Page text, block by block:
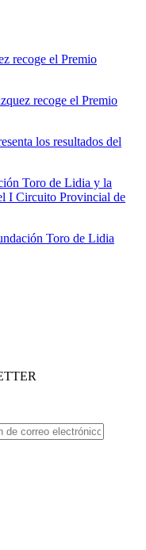
recoge el Premio
recoge el Premio
los resultados del
Toro de Lidia y la
I Circuito Provincial de
Toro de Lidia